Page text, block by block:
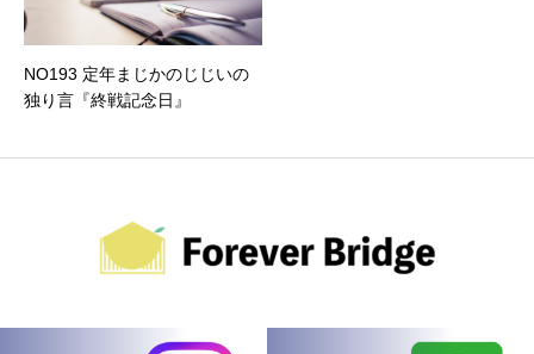
NO193 定年まじかのじじいの
独り言『終戦記念日』